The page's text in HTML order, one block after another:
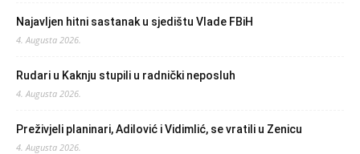
Najavljen hitni sastanak u sjedištu Vlade FBiH
4. Augusta 2026.
Rudari u Kaknju stupili u radnički neposluh
4. Augusta 2026.
Preživjeli planinari, Adilović i Vidimlić, se vratili u Zenicu
4. Augusta 2026.